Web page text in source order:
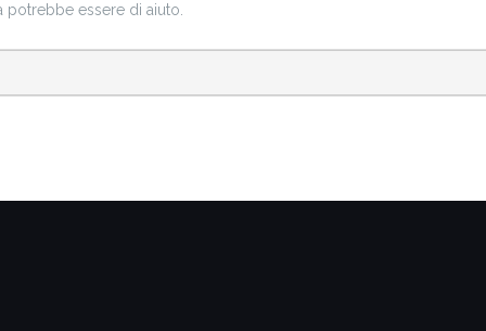
essere di aiuto.